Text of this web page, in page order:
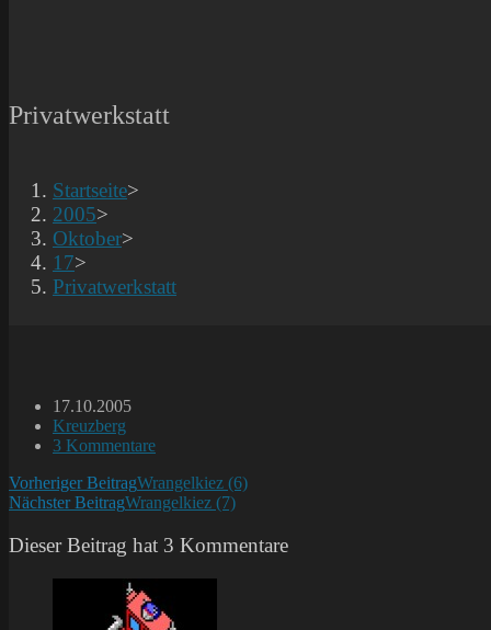
Privatwerkstatt
Startseite>
2005>
Oktober>
17>
Privatwerkstatt
Beitrag
veröffentlicht:
17.10.2005
Beitrags-
Kategorie:
Kreuzberg
Beitrags-
3 Kommentare
Weitere
Artikel
ansehen
Vorheriger BeitragWrangelkiez (6)
Nächster BeitragWrangelkiez (7)
Dieser Beitrag hat 3 Kommentare